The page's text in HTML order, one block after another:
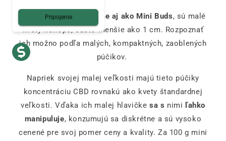
CBD Small Buds , známe aj ako Mini Buds, sú malé
kvety konope, často menšie ako 1 cm. Rozpoznať
ich možno podľa malých, kompaktných, zaoblených
púčikov.
Napriek svojej malej veľkosti majú tieto púčiky
koncentráciu CBD rovnakú ako kvety štandardnej
veľkosti. Vďaka ich malej hlavičke sa s nimi ľahko
manipuluje, konzumujú sa diskrétne a sú vysoko
cenené pre svoj pomer ceny a kvality. Za 100 g mini
Pripojenie